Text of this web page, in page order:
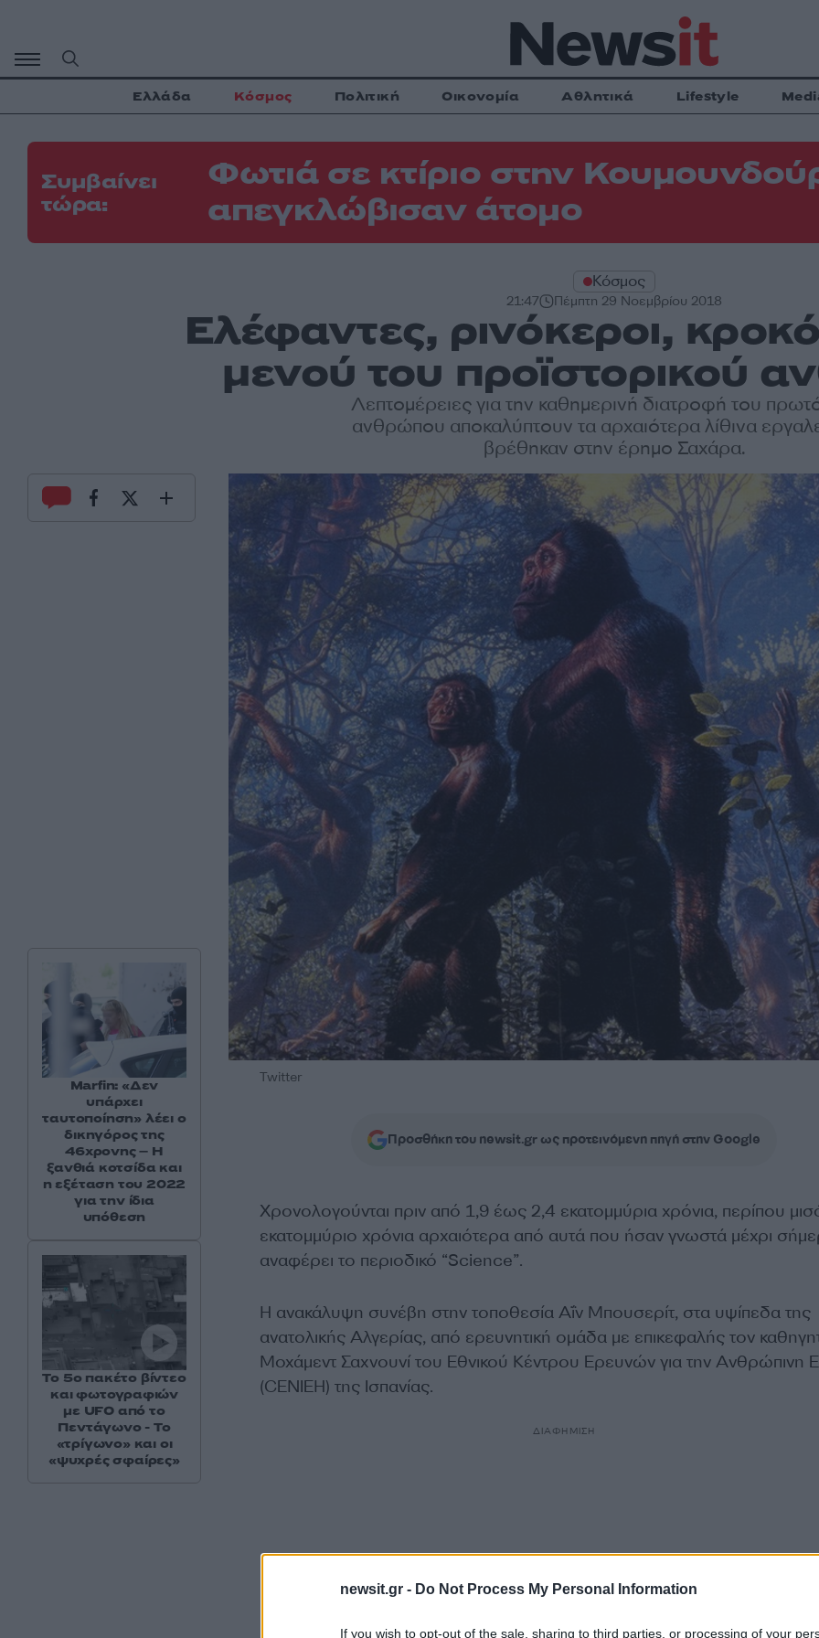
newsit.gr - Do Not Process My Personal Information
If you wish to opt-out of the sale, sharing to third parties, or processing of your
περιεχόμενο
Ελλάδα Κόσμος Πολιτική Οικονομία Αθλητικά Lifestyle
Συμβαίνει
τώρα:
Φωτιά σε κτίριο στην
απεγκλώβισαν άτομο
Κόσμος
21:47 Πέμπτη 29 Νοεμβρίου 2018
Ελέφαντες, ρινόκεροι,
μενού του προϊστορικού
Λεπτομέρειες για την καθημερινή διατροφή του
ανθρώπου αποκαλύπτουν τα αρχαιότερα λίθινα
βρέθηκαν στην έρημο Σαχάρα.
Twitter
Προσθήκη του newsit.gr ως προτεινόμενη πηγή στην Google
Χρονολογούνται πριν από 1,9 έως 2,4 εκατομμύρια χρόνια, περίπου
εκατομμύριο χρόνια αρχαιότερα από αυτά που ήσαν γνωστά μέχρι
αναφέρει το περιοδικό “Science”.
Η ανακάλυψη συνέβη στην τοποθεσία Αΐν Μπουσερίτ, στα υψίπεδα της
ανατολικής Αλγερίας, από ερευνητική ομάδα με επικεφαλής τον
Μοχάμεντ Σαχνουνί του Εθνικού Κέντρου Ερευνών για την Ανθρώπινη
(CENIEH) της Ισπανίας.
ΔΙΑΦΗΜΙΣΗ
Marfin: «Δεν
υπάρχει
ταυτοποίηση» λέει ο
δικηγόρος της
46χρονης – Η
ξανθιά κοτσίδα και
η εξέταση του 2022
για την ίδια
υπόθεση
Το 5ο πακέτο βίντεο
και φωτογραφιών
με UFO από το
Πεντάγωνο - Το
«τρίγωνο» και οι
«ψυχρές σφαίρες»